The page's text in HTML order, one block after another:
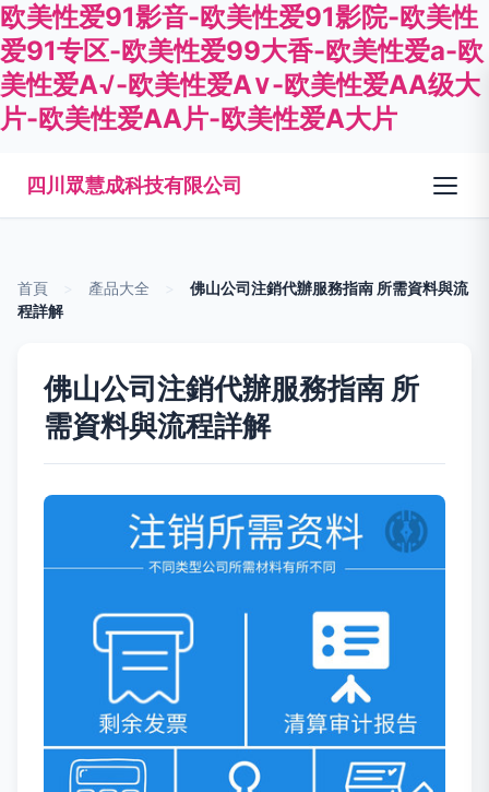
欧美性爱91影音-欧美性爱91影院-欧美性
爱91专区-欧美性爱99大香-欧美性爱a-欧
美性爱A√-欧美性爱A∨-欧美性爱AA级大
片-欧美性爱AA片-欧美性爱A大片
四川眾慧成科技有限公司
首頁 產品大全
佛山公司注銷代辦服務指南 所需資料與流
程詳解
佛山公司注銷代辦服務指南 所
需資料與流程詳解